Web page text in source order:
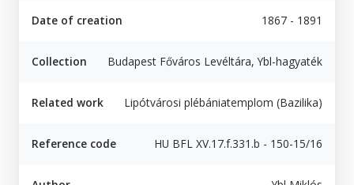
Date of creation 1867 - 1891
Collection Budapest Főváros Levéltára, Ybl-hagyaték
Related work Lipótvárosi plébániatemplom (Bazilika)
Reference code HU BFL XV.17.f.331.b - 150-15/16